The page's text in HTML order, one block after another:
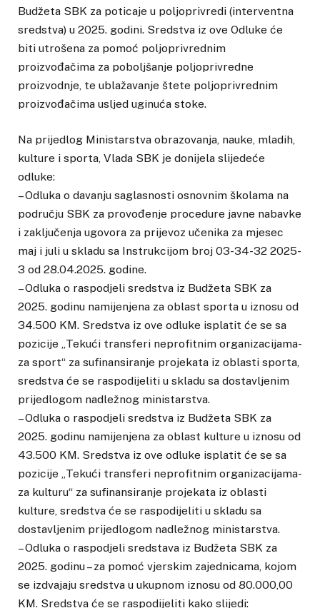
Budžeta SBK za poticaje u poljoprivredi (interventna
sredstva) u 2025. godini. Sredstva iz ove Odluke će
biti utrošena za pomoć poljoprivrednim
proizvođačima za poboljšanje poljoprivredne
proizvodnje, te ublažavanje štete poljoprivrednim
proizvođačima usljed uginuća stoke.
Na prijedlog Ministarstva obrazovanja, nauke, mladih,
kulture i sporta, Vlada SBK je donijela slijedeće
odluke:
– Odluka o davanju saglasnosti osnovnim školama na
području SBK za provođenje procedure javne nabavke
i zaključenja ugovora za prijevoz učenika za mjesec
maj i juli u skladu sa Instrukcijom broj 03-34-32 2025-
3 od 28.04.2025. godine.
– Odluka o raspodjeli sredstva iz Budžeta SBK za
2025. godinu namijenjena za oblast sporta u iznosu od
34.500 KM. Sredstva iz ove odluke isplatit će se sa
pozicije „Tekući transferi neprofitnim organizacijama-
za sport“ za sufinansiranje projekata iz oblasti sporta,
sredstva će se raspodijeliti u skladu sa dostavljenim
prijedlogom nadležnog ministarstva.
– Odluka o raspodjeli sredstva iz Budžeta SBK za
2025. godinu namijenjena za oblast kulture u iznosu od
43.500 KM. Sredstva iz ove odluke isplatit će se sa
pozicije „Tekući transferi neprofitnim organizacijama-
za kulturu“ za sufinansiranje projekata iz oblasti
kulture, sredstva će se raspodijeliti u skladu sa
dostavljenim prijedlogom nadležnog ministarstva.
– Odluka o raspodjeli sredstava iz Budžeta SBK za
2025. godinu – za pomoć vjerskim zajednicama, kojom
se izdvajaju sredstva u ukupnom iznosu od 80.000,00
KM. Sredstva će se raspodijeliti kako slijedi: